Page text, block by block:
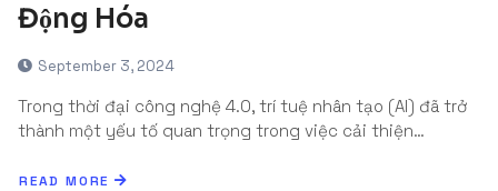
Động Hóa
September 3, 2024
Trong thời đại công nghệ 4.0, trí tuệ nhân tạo (AI) đã trở
thành một yếu tố quan trọng trong việc cải thiện…
READ MORE